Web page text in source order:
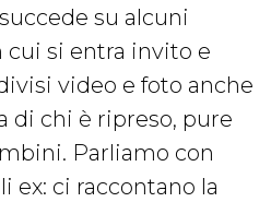
su alcuni
si entra invito e
video e foto anche
di chi è ripreso, pure
Parliamo con
ex: ci raccontano la